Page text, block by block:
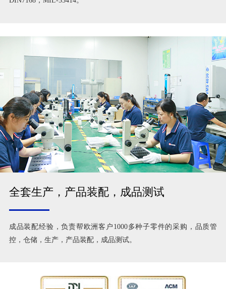
全套生产，产品装配，成品测试
成品装配经验，负责帮欧洲客户1000多种子零件的采购，品质管
控，仓储，生产，产品装配，成品测试。